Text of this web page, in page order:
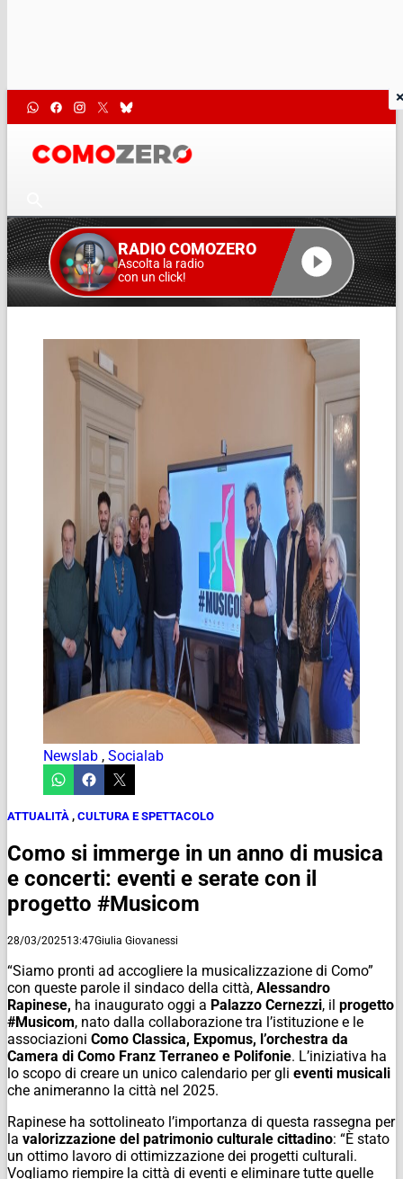
RADIO COMOZERO
Ascolta la radio
con un click!
Newslab , Socialab
ATTUALITÀ , CULTURA E SPETTACOLO
Como si immerge in un anno di musica
e concerti: eventi e serate con il
progetto #Musicom
28/03/202513:47Giulia Giovanessi
“Siamo pronti ad accogliere la musicalizzazione di Como”
con queste parole il sindaco della città, Alessandro
Rapinese, ha inaugurato oggi a Palazzo Cernezzi, il progetto
#Musicom, nato dalla collaborazione tra l’istituzione e le
associazioni Como Classica, Expomus, l’orchestra da
Camera di Como Franz Terraneo e Polifonie. L’iniziativa ha
lo scopo di creare un unico calendario per gli eventi musicali
che animeranno la città nel 2025.
Rapinese ha sottolineato l’importanza di questa rassegna per
la valorizzazione del patrimonio culturale cittadino: “È stato
un ottimo lavoro di ottimizzazione dei progetti culturali.
Vogliamo riempire la città di eventi e eliminare tutte quelle